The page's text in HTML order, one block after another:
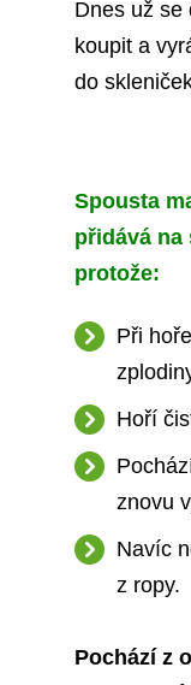
Dnes už se
koupit a
do
Spousta
přidává
protože:
Při
Hoří
znovu
Navíc
z ropy.
Pochází z